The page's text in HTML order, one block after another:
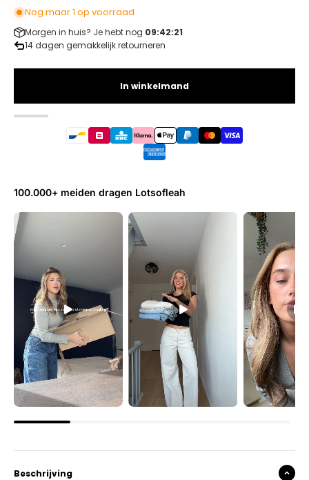
Nog maar 1 op voorraad
Morgen in huis? Je hebt nog 09:42:21
14 dagen gemakkelijk retourneren
In winkelmand
100.000+ meiden dragen Lotsofleah
Beschrijving